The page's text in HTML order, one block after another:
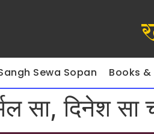
Sewa Sopan Books
सा, दिनेश सा